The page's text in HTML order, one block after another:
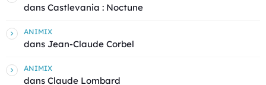
dans Castlevania : Noctune
ANIMIX
dans Jean-Claude Corbel
ANIMIX
dans Claude Lombard